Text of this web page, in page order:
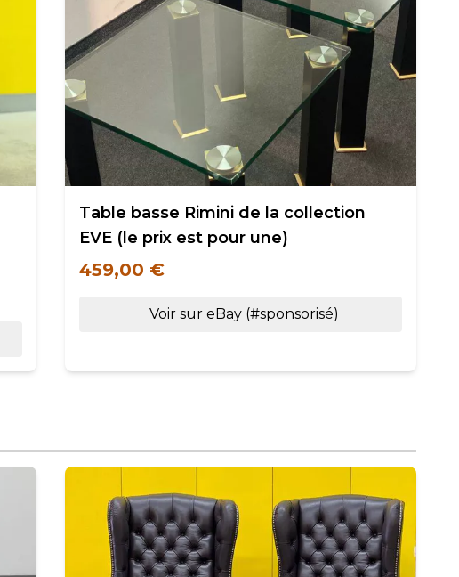
Table basse Rimini de la collection
EVE (le prix est pour une)
459,00 €
Voir sur eBay (#sponsorisé)